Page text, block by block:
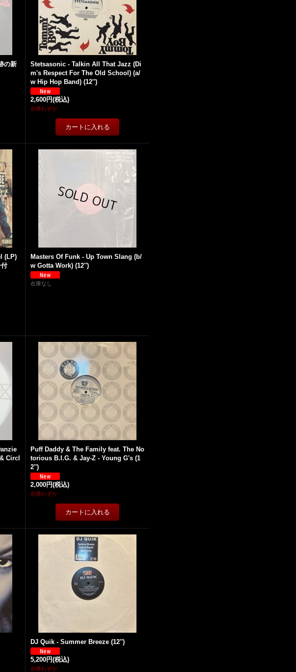
の新
Stetsasonic - Talkin All That Jazz (Di
m's Respect For The Old School) (a/
w Hip Hop Band) (12'')
2,600円(税込)
在庫わずか
(LP)
Masters Of Funk - Up Town Slang (b/
w Gotta Work) (12'')
在庫なし
Circl
Puff Daddy & The Family feat. The No
torious B.I.G. & Jay-Z - Young G's (1
2'')
2,000円(税込)
在庫わずか
DJ Quik - Summer Breeze (12'')
5,200円(税込)
在庫わずか